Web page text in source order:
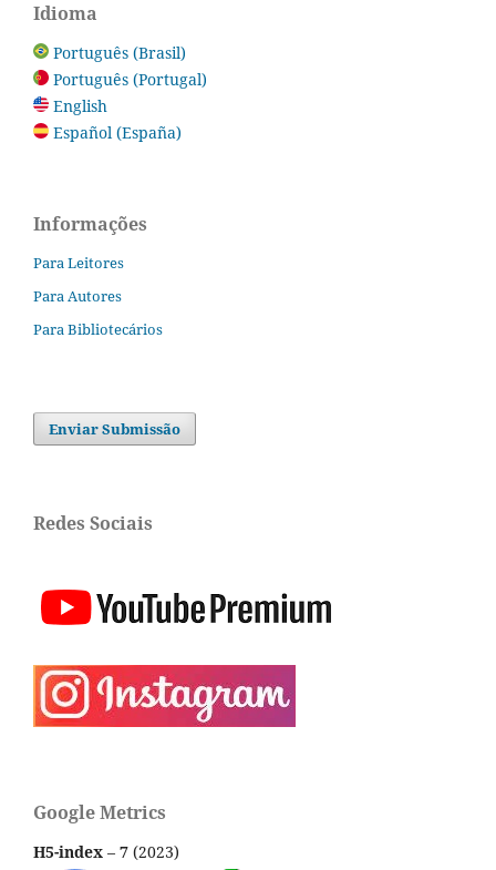
Idioma
Português (Brasil)
Português (Portugal)
English
Español (España)
Informações
Para Leitores
Para Autores
Para Bibliotecários
Enviar Submissão
Redes Sociais
Google Metrics
H5-index – 7 (2023)